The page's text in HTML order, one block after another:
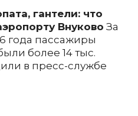
гантели: что
Внуково За
года пассажиры
более 14 тыс.
в пресс-службе